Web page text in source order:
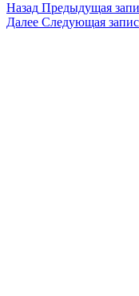
Назад Предыдущая
Далее Следующая